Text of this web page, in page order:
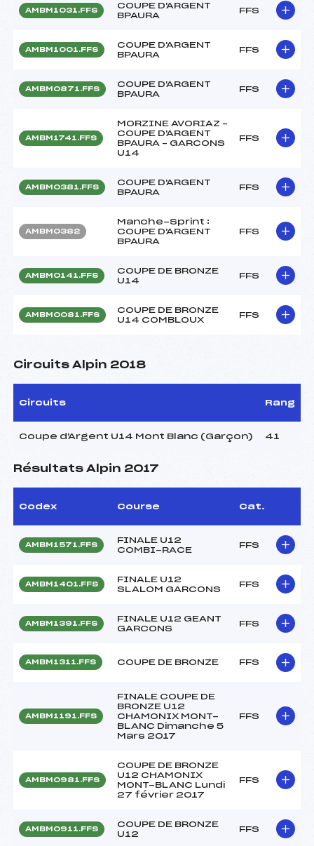
AMBM1031.FFS
COUPE D'ARGENT
BPAURA
FFS
AMBM1001.FFS
COUPE D'ARGENT
BPAURA
FFS
AMBM0871.FFS
COUPE D'ARGENT
BPAURA
FFS
AMBM1741.FFS
MORZINE AVORIAZ –
COUPE D'ARGENT
BPAURA – GARCONS
U14
FFS
AMBM0381.FFS
COUPE D'ARGENT
BPAURA
FFS
AMBM0382
Manche-Sprint :
COUPE D'ARGENT
BPAURA
FFS
AMBM0141.FFS
COUPE DE BRONZE
U14
FFS
AMBM0081.FFS
COUPE DE BRONZE
U14 COMBLOUX
FFS
Circuits Alpin 2018
Circuits Rang
Coupe d'Argent U14 Mont Blanc (Garçon) 41
Résultats Alpin 2017
Codex Course Cat.
AMBM1571.FFS
FINALE U12
COMBI-RACE
FFS
AMBM1401.FFS
FINALE U12
SLALOM GARCONS
FFS
AMBM1391.FFS
FINALE U12 GEANT
GARCONS
FFS
AMBM1311.FFS COUPE DE BRONZE FFS
AMBM1191.FFS
FINALE COUPE DE
BRONZE U12
CHAMONIX MONT-
BLANC Dimanche 5
Mars 2017
FFS
AMBM0981.FFS
COUPE DE BRONZE
U12 CHAMONIX
MONT-BLANC Lundi
27 février 2017
FFS
AMBM0911.FFS
COUPE DE BRONZE
U12
FFS